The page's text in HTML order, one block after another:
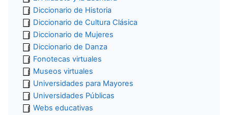
Diccionario de Historia
Diccionario de Cultura Clásica
Diccionario de Mujeres
Diccionario de Danza
Fonotecas virtuales
Museos virtuales
Universidades para Mayores
Universidades Públicas
Webs educativas